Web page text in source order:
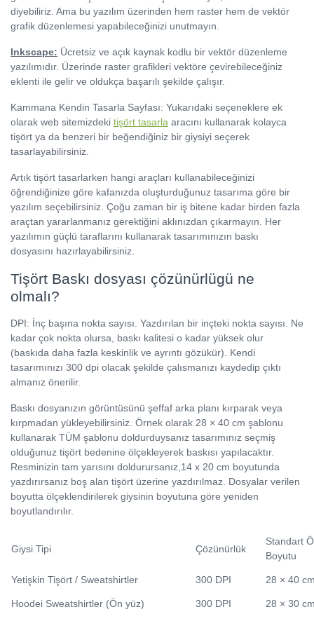
diyebiliriz. Ama bu yazılım üzerinden hem raster hem de vektör
grafik düzenlemesi yapabileceğinizi unutmayın.
Inkscape: Ücretsiz ve açık kaynak kodlu bir vektör düzenleme
yazılımıdır. Üzerinde raster grafikleri vektöre çevirebileceğiniz
eklenti ile gelir ve oldukça başarılı şekilde çalışır.
Kammana Kendin Tasarla Sayfası: Yukarıdaki seçeneklere ek
olarak web sitemizdeki tişört tasarla aracını kullanarak kolayca
tişört ya da benzeri bir beğendiğiniz bir giysiyi seçerek
tasarlayabilirsiniz.
Artık tişört tasarlarken hangi araçları kullanabileceğinizi
öğrendiğinize göre kafanızda oluşturduğunuz tasarıma göre bir
yazılım seçebilirsiniz. Çoğu zaman bir iş bitene kadar birden fazla
araçtan yararlanmanız gerektiğini aklınızdan çıkarmayın. Her
yazılımın güçlü taraflarını kullanarak tasarımınızın baskı
dosyasını hazırlayabilirsiniz.
Tişört Baskı dosyası çözünürlügü ne
olmalı?
DPI: İnç başına nokta sayısı. Yazdırılan bir inçteki nokta sayısı. Ne
kadar çok nokta olursa, baskı kalitesi o kadar yüksek olur
(baskıda daha fazla keskinlik ve ayrıntı gözükür). Kendi
tasarımınızı 300 dpi olacak şekilde çalısmanızı kaydedip çıktı
almanız önerilir.
Baskı dosyanızın görüntüsünü şeffaf arka planı kırparak veya
kırpmadan yükleyebilirsiniz. Örnek olarak 28 × 40 cm şablonu
kullanarak TÜM şablonu doldurduysanız tasarımınız seçmiş
olduğunuz tişört bedenine ölçekleyerek baskısı yapılacaktır.
Resminizin tam yarısını doldurursanız,14 x 20 cm boyutunda
yazdırırsanız boş alan tişört üzerine yazdırılmaz. Dosyalar verilen
boyutta ölçeklendirilerek giysinin boyutuna göre yeniden
boyutlandırılır.
Giysi Tipi Çözünürlük
Standart
Boyutu
Yetişkin Tişört / Sweatshirtler 300 DPI 28 × 40
Hoodei Sweatshirtler (Ön yüz) 300 DPI 28 × 30